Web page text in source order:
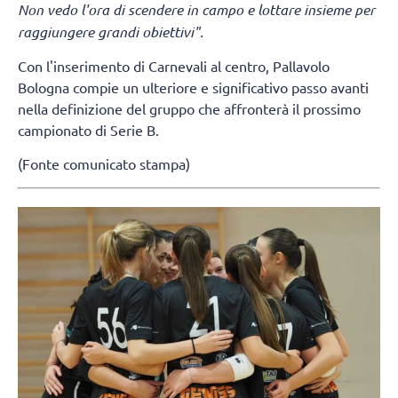
Non vedo l'ora di scendere in campo e lottare insieme per
raggiungere grandi obiettivi".
Con l'inserimento di Carnevali al centro, Pallavolo
Bologna compie un ulteriore e significativo passo avanti
nella definizione del gruppo che affronterà il prossimo
campionato di Serie B.
(Fonte comunicato stampa)